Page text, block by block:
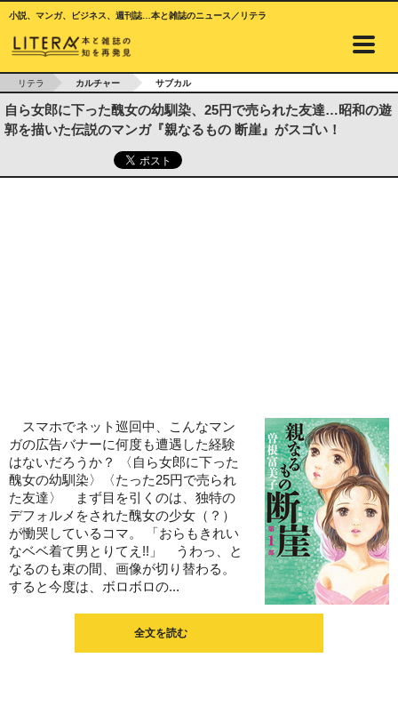
小説、マンガ、ビジネス、週刊誌…本と雑誌のニュース／リテラ
リテラ カルチャー サブカル
自ら女郎に下った醜女の幼馴染、25円で売られた友達…昭和の遊
郭を描いた伝説のマンガ『親なるもの 断崖』がスゴい！
スマホでネット巡回中、こんなマン
ガの広告バナーに何度も遭遇した経験
はないだろうか？ 〈自ら女郎に下った
醜女の幼馴染〉〈たった25円で売られ
た友達〉 まず目を引くのは、独特の
デフォルメをされた醜女の少女（？）
が慟哭しているコマ。 「おらもきれい
なベベ着て男とりてえ!!」 うわっ、と
なるのも束の間、画像が切り替わる。
すると今度は、ボロボロの...
全文を読む